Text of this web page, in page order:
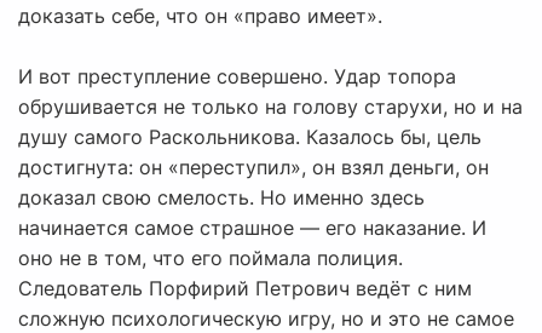
доказать себе, что он «право имеет».
И вот преступление совершено. Удар топора
обрушивается не только на голову старухи, но и на
душу самого Раскольникова. Казалось бы, цель
достигнута: он «переступил», он взял деньги, он
доказал свою смелость. Но именно здесь
начинается самое страшное — его наказание. И
оно не в том, что его поймала полиция.
Следователь Порфирий Петрович ведёт с ним
сложную психологическую игру, но и это не самое